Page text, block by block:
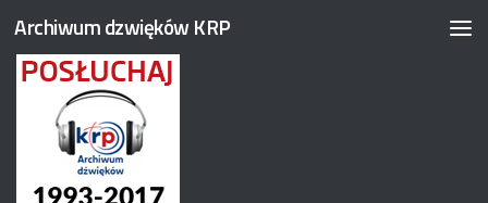
Przejdź do treści
Archiwum dzwięków KRP